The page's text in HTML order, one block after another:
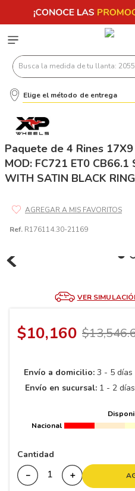
Busca la medida de tu
Elige el método de entrega
Paquete de 4 Rines
MOD: FC721 ET0 CB66.1
WITH SATIN BLACK
Ref. R176114.30-21169
VER
$10,160 $13,546.
Envío a domicilio: 3 - 5 días
Envío en sucursal: 1 - 2 días
Nacional
Cantidad
＋
－
4